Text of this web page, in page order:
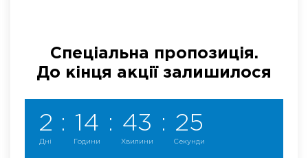
Спеціальна пропозиція.
До кінця акції залишилося
2
Дні
: 14
Години
: 43
Хвилини
: 25
Секунди